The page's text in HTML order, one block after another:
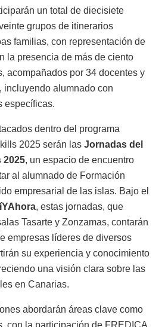
un total de diecisiete
grupos de itinerarios
familias, con representación de
la presencia de más de ciento
acompañados por 34 docentes y
incluyendo alumnado con
específicas.
dentro del programa
2025 serán las Jornadas del
2025, un espacio de encuentro
al alumnado de Formación
empresarial de las islas. Bajo el
, estas jornadas, que
Tasarte y Zonzamas, contarán
empresas líderes de diversos
su experiencia y conocimiento
una visión clara sobre las
en Canarias.
abordarán áreas clave como
con la participación de FREDICA